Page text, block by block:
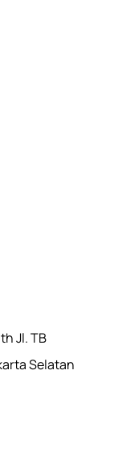
Jl. TB
Selatan